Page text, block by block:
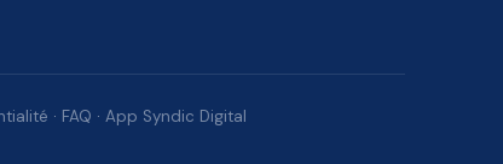
· FAQ · App Syndic Digital